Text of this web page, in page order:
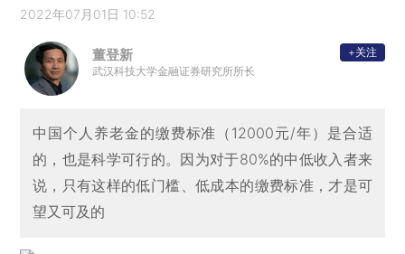
2022年07月01日 10:52
董登新
武汉科技大学金融证券研究所所长
+关注
中国个人养老金的缴费标准（12000元/年）是合适
的，也是科学可行的。因为对于80%的中低收入者来
说，只有这样的低门槛、低成本的缴费标准，才是可
望又可及的